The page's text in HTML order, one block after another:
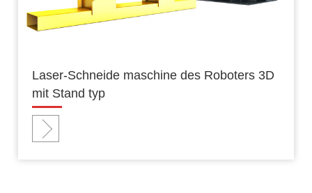
Laser-Schneide maschine des Roboters 3D
mit Stand typ